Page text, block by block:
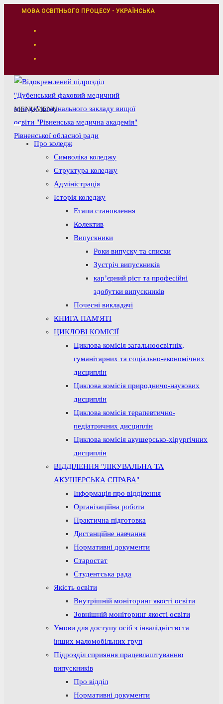
ПерейтиМОВА ОСВІТНЬОГО ПРОЦЕСУ - УКРАЇНСЬКА
MENUMENU
Про коледж
Символіка коледжу
Структура коледжу
Адміністрація
Історія коледжу
Етапи становлення
Колектив
Випускники
Роки випуску та списки
Зустріч випускників
кар’єрний ріст та професійні
здобутки випускників
Почесні викладачі
КНИГА ПАМ'ЯТІ
ЦИКЛОВІ КОМІСІЇ
Циклова комісія загальноосвітніх,
гуманітарних та соціально-економічних
дисциплін
Циклова комісія природничо-наукових
дисциплін
Циклова комісія терапевтично-
педіатричних дисциплін
Циклова комісія акушерсько-хірургічних
дисциплін
ВІДДІЛЕННЯ "ЛІКУВАЛЬНА ТА
АКУШЕРСЬКА СПРАВА"
Інформація про відділення
Організаційна робота
Практична підготовка
Дистанційне навчання
Нормативні документи
Старостат
Студентська рада
Якість освіти
Внутрішній моніторинг якості освіти
Зовнішній моніторинг якості освіти
Умови для доступу осіб з інвалідністю та
інших маломобільних груп
Підрозділ сприяння працевлаштуванню
випускників
Про відділ
Нормативні документи